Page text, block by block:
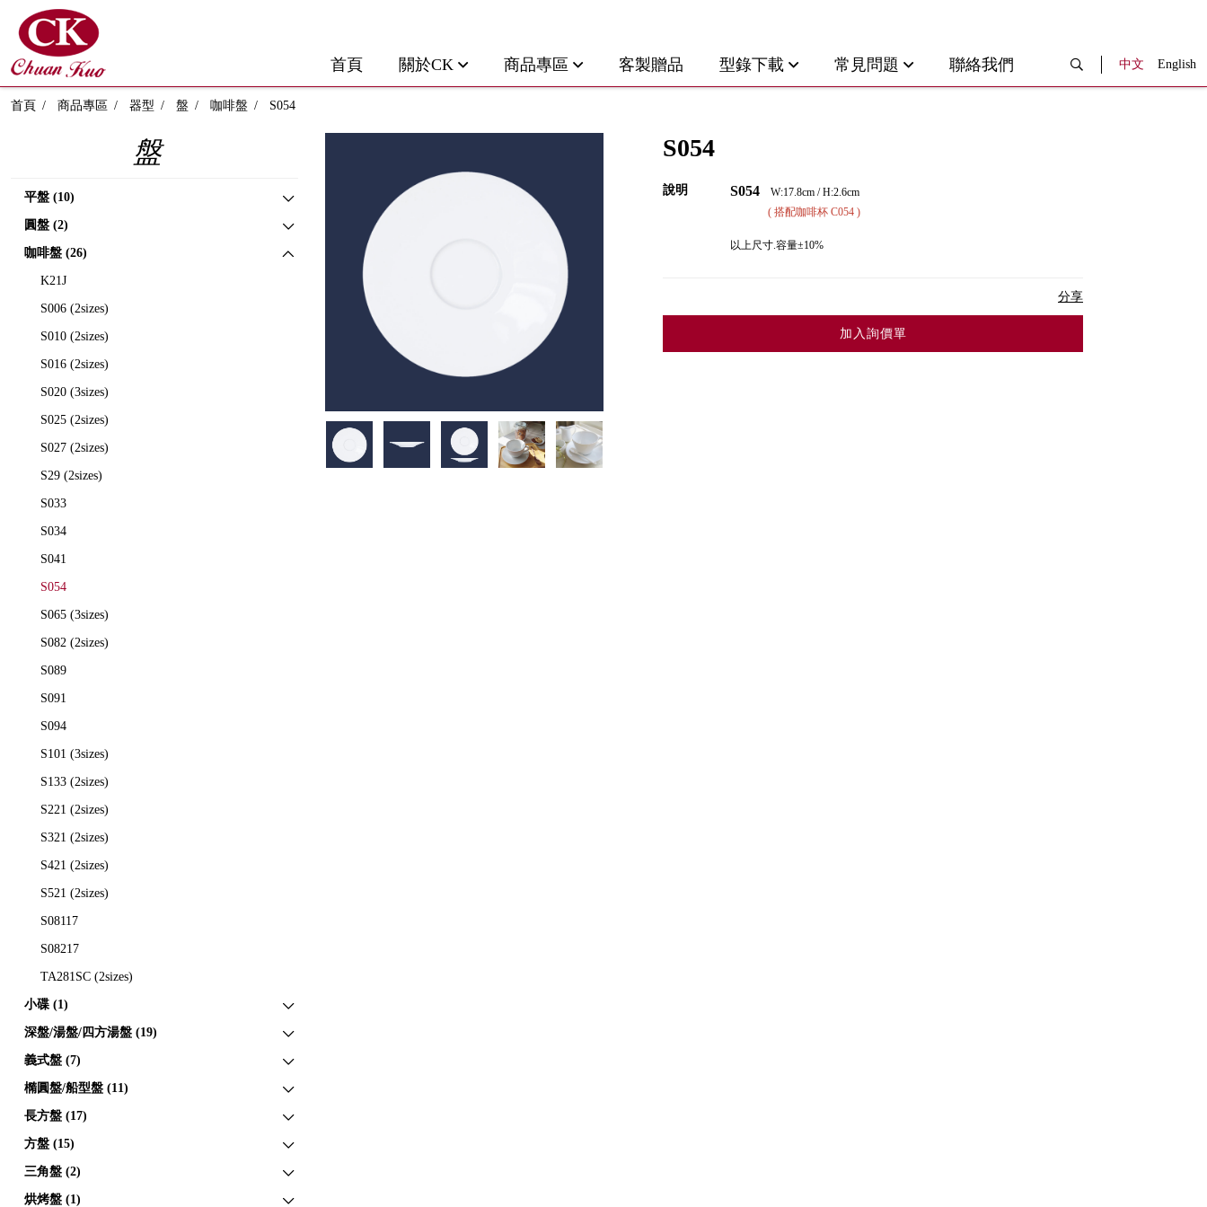
首頁 關於CK 商品專區 客製贈品 型錄下載 常見問題 聯絡我們 中文 English
首頁 商品專區 器型 盤 咖啡盤 S054
盤
平盤 (10)
圓盤 (2)
咖啡盤 (26)
K21J
S006 (2sizes)
S010 (2sizes)
S016 (2sizes)
S020 (3sizes)
S025 (2sizes)
S027 (2sizes)
S29 (2sizes)
S033
S034
S041
S054
S065 (3sizes)
S082 (2sizes)
S089
S091
S094
S101 (3sizes)
S133 (2sizes)
S221 (2sizes)
S321 (2sizes)
S421 (2sizes)
S521 (2sizes)
S08117
S08217
TA281SC (2sizes)
小碟 (1)
深盤/湯盤/四方湯盤 (19)
義式盤 (7)
橢圓盤/船型盤 (11)
長方盤 (17)
方盤 (15)
三角盤 (2)
烘烤盤 (1)
S054
說明 S054
W:17.8cm / H:2.6cm
( 搭配咖啡杯 C054 )
以上尺寸.容量±10%
分享
加入詢價單